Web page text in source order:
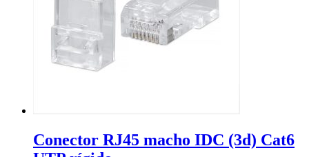
Conector RJ45 macho IDC (3d) Cat6